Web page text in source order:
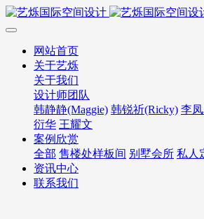
网站首页
关于艺烁
关于我们
设计师团队
韩静静(Maggie) 韩锐祈(Ricky) 李
衍华 王耀文
案例欣赏
全部 售楼处样板间 别墅会所 私人
资讯中心
联系我们